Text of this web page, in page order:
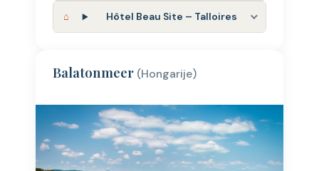
Hôtel Beau Site – Talloires
Balatonmeer (Hongarije)